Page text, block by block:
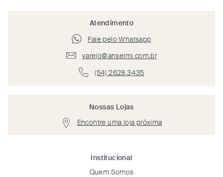
Atendimento
Fale pelo Whatsapp
varejo@anselmi.com.br
(54) 2628.3435
Nossas Lojas
Encontre uma loja próxima
Institucional
Quem Somos